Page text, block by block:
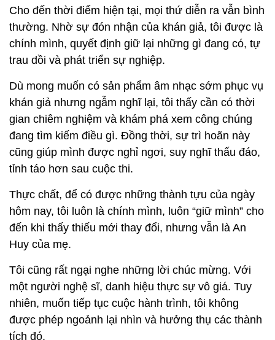
Cho đến thời điểm hiện tại, mọi thứ diễn ra vẫn bình
thường. Nhờ sự đón nhận của khán giả, tôi được là
chính mình, quyết định giữ lại những gì đang có, tự
trau dồi và phát triển sự nghiệp.
Dù mong muốn có sản phẩm âm nhạc sớm phục vụ
khán giả nhưng ngẫm nghĩ lại, tôi thấy cần có thời
gian chiêm nghiệm và khám phá xem công chúng
đang tìm kiếm điều gì. Đồng thời, sự trì hoãn này
cũng giúp mình được nghỉ ngơi, suy nghĩ thấu đáo,
tỉnh táo hơn sau cuộc thi.
Thực chất, để có được những thành tựu của ngày
hôm nay, tôi luôn là chính mình, luôn “giữ mình” cho
đến khi thấy thiếu mới thay đổi, nhưng vẫn là An
Huy của mẹ.
Tôi cũng rất ngại nghe những lời chúc mừng. Với
một người nghệ sĩ, danh hiệu thực sự vô giá. Tuy
nhiên, muốn tiếp tục cuộc hành trình, tôi không
được phép ngoảnh lại nhìn và hưởng thụ các thành
tích đó.